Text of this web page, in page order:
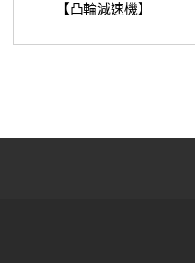
【凸輪減速機】